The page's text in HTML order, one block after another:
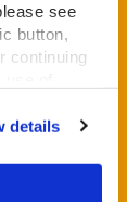
see
button,
continuing
details